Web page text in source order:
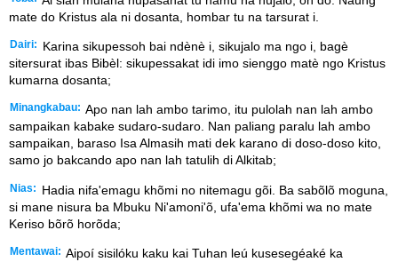
mate do Kristus ala ni dosanta, hombar tu na tarsurat i.
Dairi:
Karina sikupessoh bai ndènè i, sikujalo ma ngo i, bagè
sitersurat ibas Bibèl: sikupessakat idi imo sienggo matè ngo Kristus
kumarna dosanta;
Minangkabau: Apo nan lah ambo tarimo, itu pulolah nan lah ambo
sampaikan kabake sudaro-sudaro. Nan paliang paralu lah ambo
sampaikan, baraso Isa Almasih mati dek karano di doso-doso kito,
samo jo bakcando apo nan lah tatulih di Alkitab;
Nias:
Hadia nifa'emagu khõmi no nitemagu gõi. Ba sabõlõ moguna,
si mane nisura ba Mbuku Ni'amoni'õ, ufa'ema khõmi wa no mate
Keriso bõrõ horõda;
Mentawai: Aipoí sisilóku kaku kai Tuhan leú kusesegéaké ka